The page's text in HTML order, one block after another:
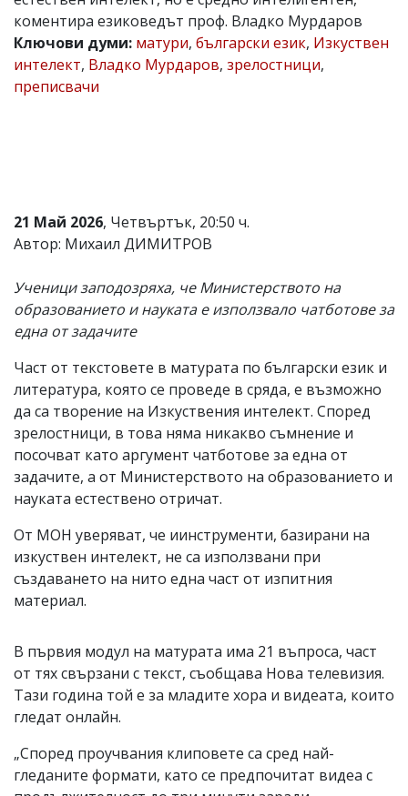
Коментарите
под
статиите
се
въвеждат
за
тях!
Ако
обиден
за
вас
коментар,
сигнализирайте
коментира езиковедът проф. Владко Мурдаров
Ключови думи: матури, български език, Изкуствен
интелект, Владко Мурдаров, зрелостници,
преписвачи
21 Май 2026, Четвъртък, 20:50 ч.
Автор: Михаил ДИМИТРОВ
Ученици заподозряха, че Министерството на
образованието и науката е използвало чатботове за
една от задачите
Част от текстовете в матурата по български език и
литература, която се проведе в сряда, е възможно
да са творение на Изкуствения интелект. Според
зрелостници, в това няма никакво съмнение и
посочват като аргумент чатботове за една от
задачите, а от Министерството на образованието и
науката естествено отричат.
От МОН уверяват, че иинструменти, базирани на
изкуствен интелект, не са използвани при
създаването на нито една част от изпитния
материал.
В първия модул на матурата има 21 въпроса, част
от тях свързани с текст, съобщава Нова телевизия.
Тази година той е за младите хора и видеата, които
гледат онлайн.
„Според проучвания клиповете са сред най-
гледаните формати, като се предпочитат видеа с